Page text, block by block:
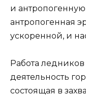
и антропогенную
антропогенная
ускоренной, и
Работа
деятельность
состоящая в